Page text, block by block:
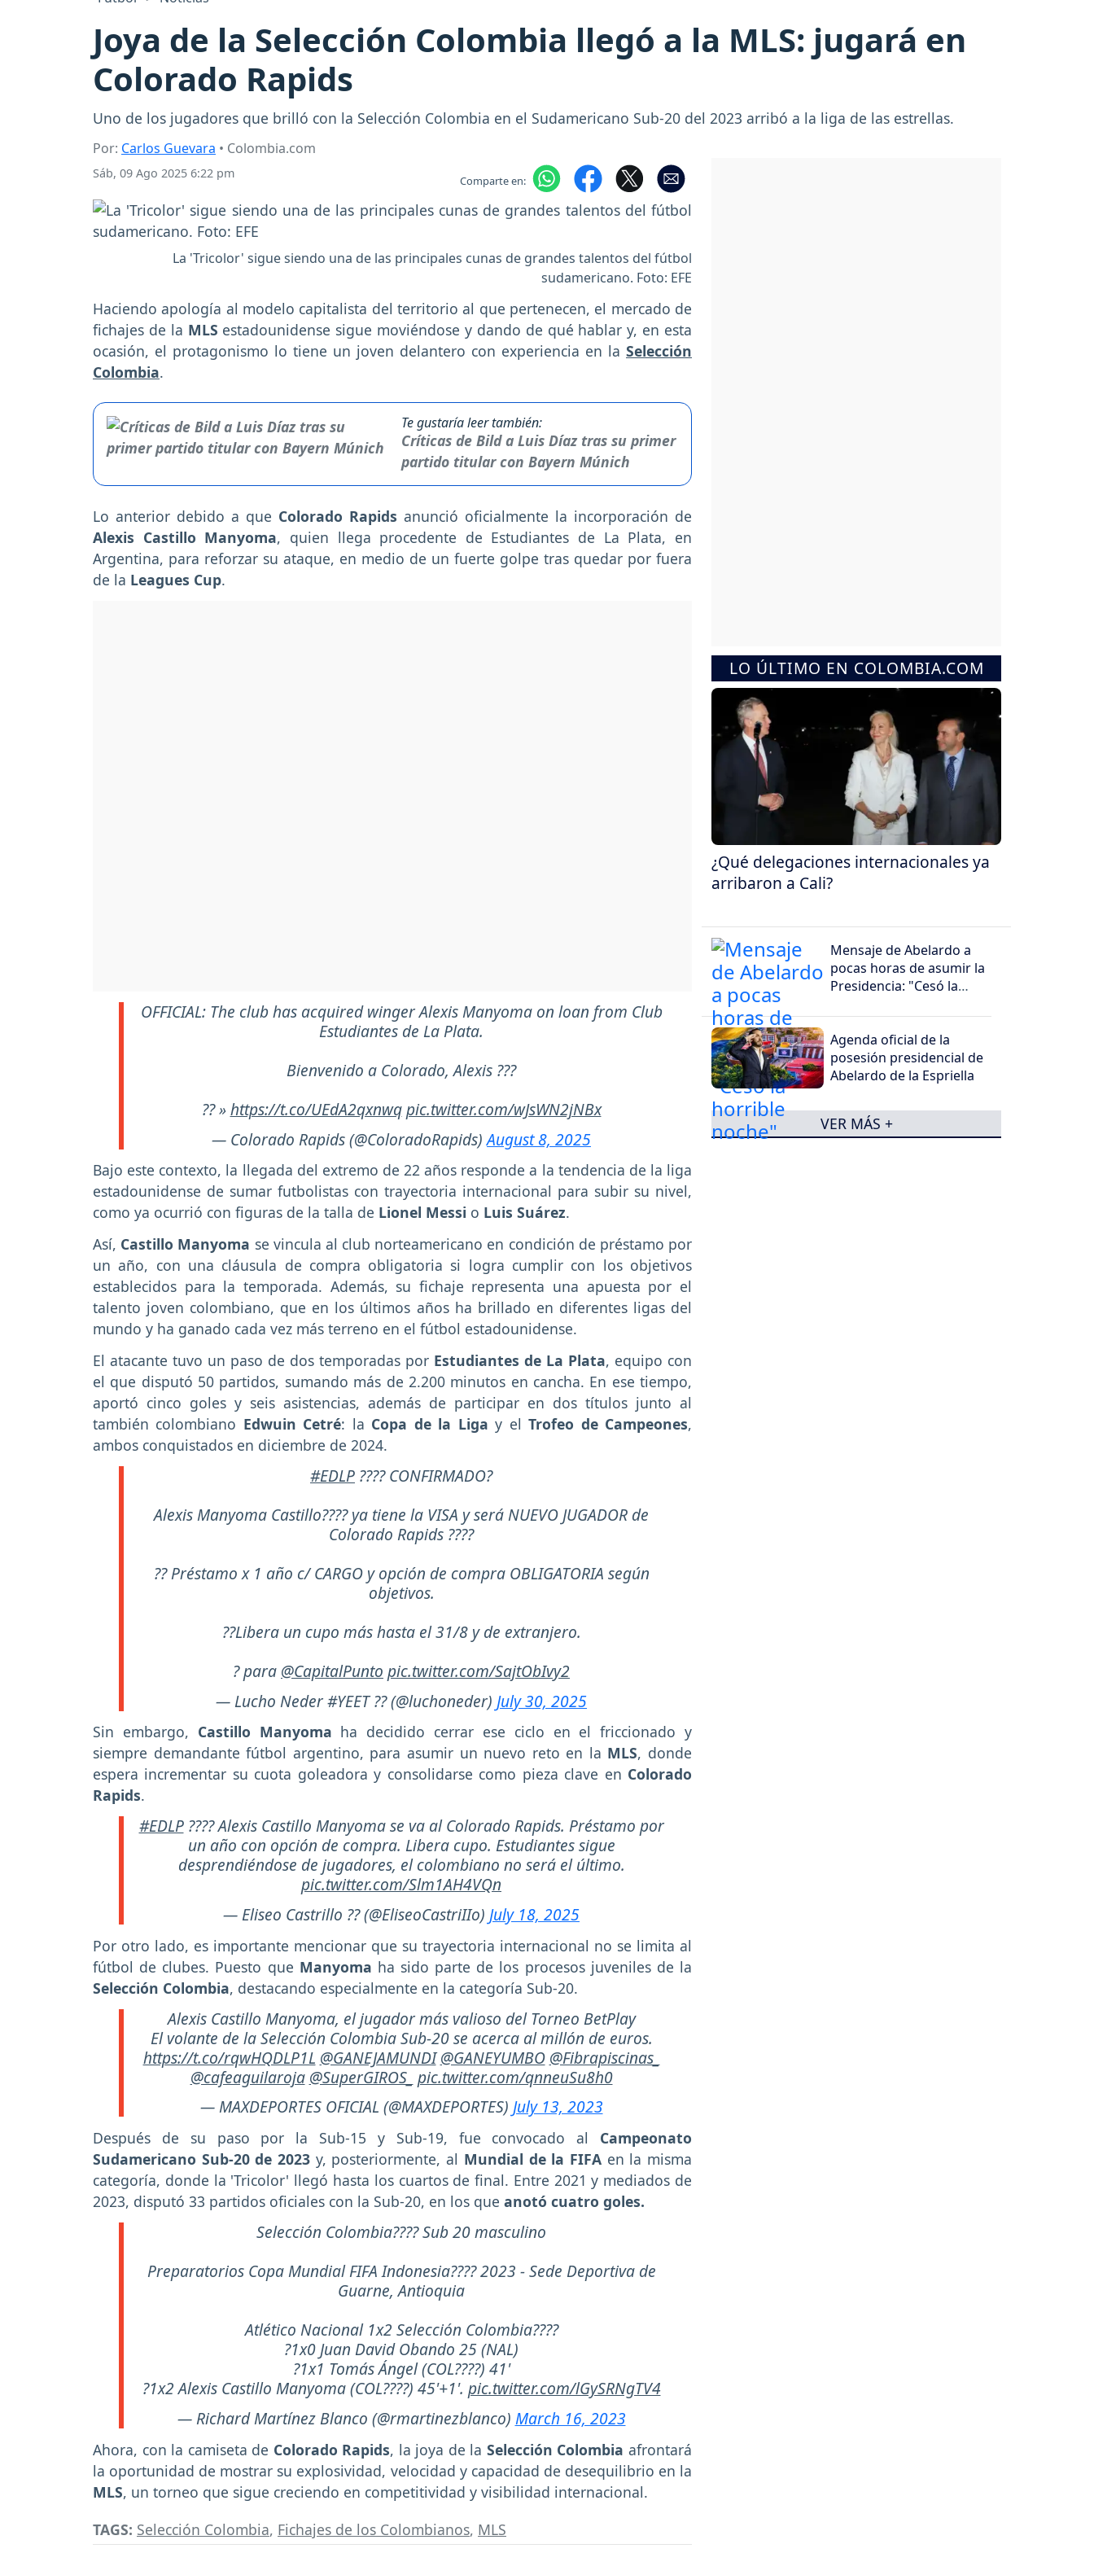
Joya de la Selección Colombia llegó a la MLS: jugará en
Colorado Rapids
Uno de los jugadores que brilló con la Selección Colombia en el Sudamericano Sub-20 del 2023 arribó a la liga de las estrellas.
Por: Carlos Guevara • Colombia.com
Sáb, 09 Ago 2025 6:22 pm Comparte en:
La 'Tricolor' sigue siendo una de las principales cunas de grandes talentos del fútbol
sudamericano. Foto: EFE
Haciendo apología al modelo capitalista del territorio al que pertenecen, el mercado de
fichajes de la MLS estadounidense sigue moviéndose y dando de qué hablar y, en esta
ocasión, el protagonismo lo tiene un joven delantero con experiencia en la Selección
Colombia.
Te gustaría leer también:
Críticas de Bild a Luis Díaz tras su primer
partido titular con Bayern Múnich
Lo anterior debido a que Colorado Rapids anunció oficialmente la incorporación de
Alexis Castillo Manyoma, quien llega procedente de Estudiantes de La Plata, en
Argentina, para reforzar su ataque, en medio de un fuerte golpe tras quedar por fuera
de la Leagues Cup.
OFFICIAL: The club has acquired winger Alexis Manyoma on loan from Club
Estudiantes de La Plata.
Bienvenido a Colorado, Alexis ???
?? »https://t.co/UEdA2qxnwq pic.twitter.com/wJsWN2jNBx
— Colorado Rapids (@ColoradoRapids)August 8, 2025
Bajo este contexto, la llegada del extremo de 22 años responde a la tendencia de la liga
estadounidense de sumar futbolistas con trayectoria internacional para subir su nivel,
como ya ocurrió con figuras de la talla de Lionel Messi o Luis Suárez.
Así, Castillo Manyoma se vincula al club norteamericano en condición de préstamo por
un año, con una cláusula de compra obligatoria si logra cumplir con los objetivos
establecidos para la temporada. Además, su fichaje representa una apuesta por el
talento joven colombiano, que en los últimos años ha brillado en diferentes ligas del
mundo y ha ganado cada vez más terreno en el fútbol estadounidense.
El atacante tuvo un paso de dos temporadas por Estudiantes de La Plata, equipo con
el que disputó 50 partidos, sumando más de 2.200 minutos en cancha. En ese tiempo,
aportó cinco goles y seis asistencias, además de participar en dos títulos junto al
también colombiano Edwuin Cetré: la Copa de la Liga y elTrofeo de Campeones,
ambos conquistados en diciembre de 2024.
#EDLP ???? CONFIRMADO?
Alexis Manyoma Castillo???? ya tiene la VISA y será NUEVO JUGADOR de
Colorado Rapids ????
?? Préstamo x 1 año c/ CARGO y opción de compra OBLIGATORIA según
objetivos.
??Libera un cupo más hasta el 31/8 y de extranjero.
? para @CapitalPunto pic.twitter.com/SajtObIvy2
— Lucho Neder #YEET ?? (@luchoneder) July 30, 2025
Sin embargo, Castillo Manyoma ha decidido cerrar ese ciclo en el friccionado y
siempre demandante fútbol argentino, para asumir un nuevo reto en la MLS, donde
espera incrementar su cuota goleadora y consolidarse como pieza clave en Colorado
Rapids.
#EDLP???? Alexis Castillo Manyoma se va al Colorado Rapids. Préstamo por
un año con opción de compra. Libera cupo. Estudiantes sigue
desprendiéndose de jugadores, el colombiano no será el último.
pic.twitter.com/Slm1AH4VQn
— Eliseo Castrillo ?? (@EliseoCastriIIo) July 18, 2025
Por otro lado, es importante mencionar que su trayectoria internacional no se limita al
fútbol de clubes. Puesto que Manyoma ha sido parte de los procesos juveniles de la
Selección Colombia, destacando especialmente en la categoría Sub-20.
Alexis Castillo Manyoma, el jugador más valioso del Torneo BetPlay
El volante de la Selección Colombia Sub-20 se acerca al millón de euros.
https://t.co/rqwHQDLP1L @GANEJAMUNDI @GANEYUMBO @Fibrapiscinas_
@cafeaguilaroja @SuperGIROS_ pic.twitter.com/qnneuSu8h0
— MAXDEPORTES OFICIAL (@MAXDEPORTES) July 13, 2023
Después de su paso por la Sub-15 y Sub-19, fue convocado al Campeonato
Sudamericano Sub-20 de 2023 y, posteriormente, al Mundial de la FIFA en la misma
categoría, donde la 'Tricolor' llegó hasta los cuartos de final. Entre 2021 y mediados de
2023, disputó 33 partidos oficiales con la Sub-20, en los que anotó cuatro goles.
Selección Colombia???? Sub 20 masculino
Preparatorios Copa Mundial FIFA Indonesia???? 2023 - Sede Deportiva de
Guarne, Antioquia
Atlético Nacional 1x2 Selección Colombia????
?1x0 Juan David Obando 25 (NAL)
?1x1 Tomás Ángel (COL????) 41'
?1x2 Alexis Castillo Manyoma (COL????) 45'+1'. pic.twitter.com/lGySRNgTV4
— Richard Martínez Blanco (@rmartinezblanco) March 16, 2023
Ahora, con la camiseta de Colorado Rapids, la joya de la Selección Colombia afrontará
la oportunidad de mostrar su explosividad, velocidad y capacidad de desequilibrio en la
MLS, un torneo que sigue creciendo en competitividad y visibilidad internacional.
TAGS: Selección Colombia, Fichajes de los Colombianos, MLS
LO ÚLTIMO EN COLOMBIA.COM
¿Qué delegaciones internacionales ya
arribaron a Cali?
Mensaje de Abelardo a
pocas horas de asumir la
Presidencia: "Cesó la
Agenda oficial de la
posesión presidencial de
Abelardo de la Espriella
VER MÁS +